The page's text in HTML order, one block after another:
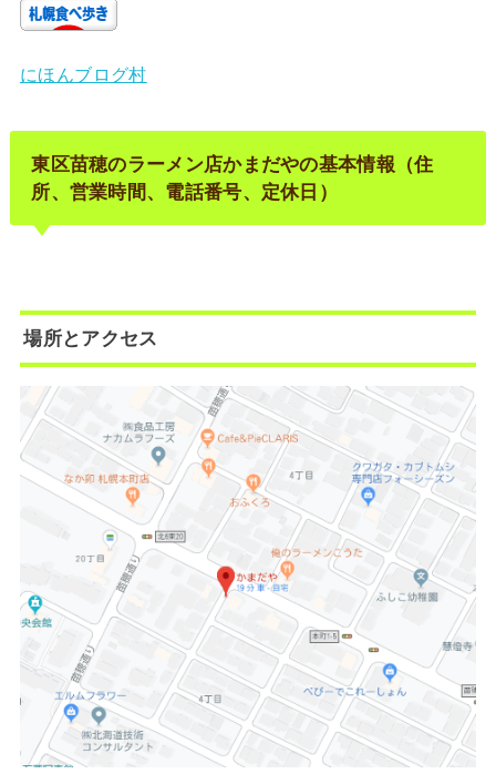
にほんブログ村
東区苗穂のラーメン店かまだやの基本情報（住
所、営業時間、電話番号、定休日）
場所とアクセス